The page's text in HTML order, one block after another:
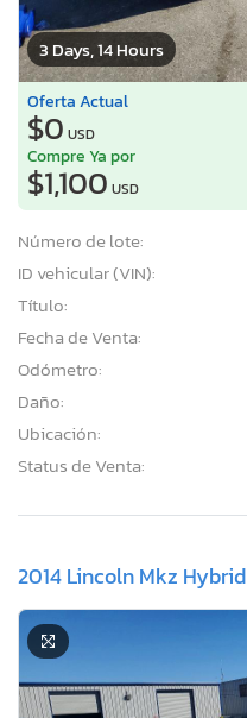
3 Days, 14 Hours
Oferta Actual
$0 USD
Compre Ya por
$1,100 USD
Número de lote:
ID vehicular (VIN):
Título:
Fecha de Venta:
Odómetro:
Daño:
Ubicación:
Status de Venta:
2014 Lincoln Mkz Hybrid